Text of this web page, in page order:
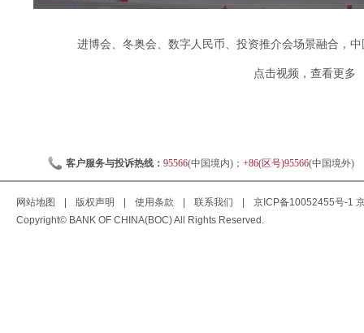
进博会、冬奥会、数字人民币、投资推介会场景融合，
点击视频，查看更多
客户服务与投诉热线： 95566(中国境内)； +86(区号)95566(中国境外)
网站地图 版权声明 使用条款 联系我们 京ICP备10052455号-1
Copyright© BANK OF CHINA(BOC) All Rights Reserved.